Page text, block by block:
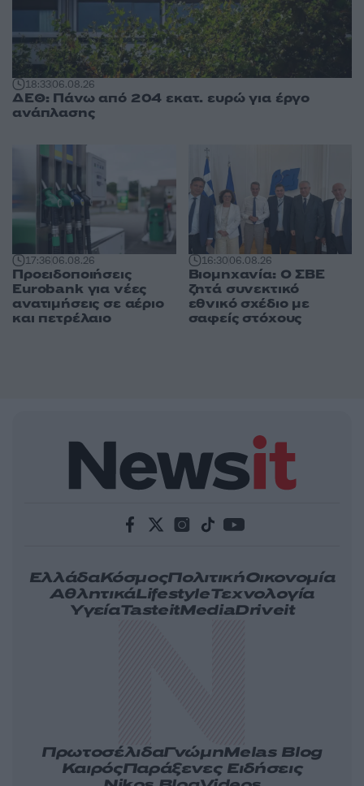
18:3306.08.26
ΔΕΘ: Πάνω από 204 εκατ. ευρώ για έργο
ανάπλασης
17:3606.08.26
Προειδοποιήσεις
Eurobank για νέες
ανατιμήσεις σε αέριο
και πετρέλαιο
16:3006.08.26
Βιομηχανία: Ο ΣΒΕ
ζητά συνεκτικό
εθνικό σχέδιο με
σαφείς στόχους
ΕλλάδαΚόσμοςΠολιτικήΟικονομία
ΑθλητικάLifestyleΤεχνολογία
ΥγείαTasteitMediaDriveit
ΠρωτοσέλιδαΓνώμηMelas Blog
ΚαιρόςΠαράξενες Ειδήσεις